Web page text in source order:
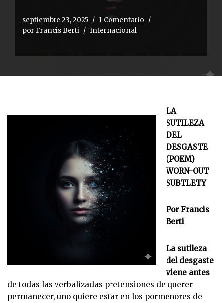
septiembre 23, 2025
1 Comentario
por Francis Berti Internacional
LA
SUTILEZA
DEL
DESGASTE
(POEM)
WORN-OUT
SUBTLETY
Por Francis
Berti
La sutileza
del desgaste
viene antes
de todas las verbalizadas pretensiones de querer
permanecer, uno quiere estar en los pormenores de